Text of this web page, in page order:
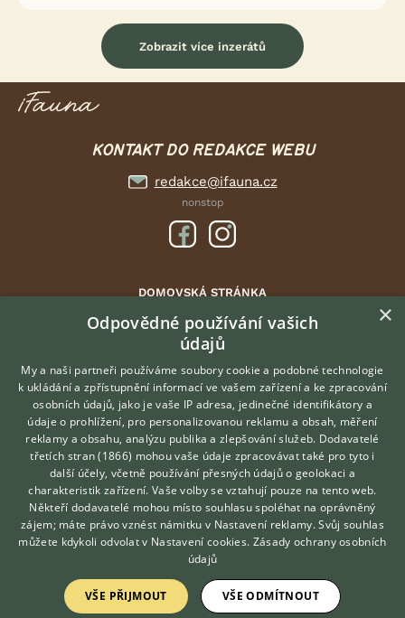
Zobrazit více inzerátů
KONTAKT DO REDAKCE WEBU
redakce@ifauna.cz
nonstop
DOMOVSKÁ STRÁNKA
INZERCE
DISKUSE
ČLÁNKY
ATLAS
O nás
Kontakt
Možnosti zvýraznění inzerátů
Podmínky užití
Zpracování osobních údajů
Přihlášení
Registrace
Hledáte zvířecího kamaráda?
Zdarma vám poradí
VETERINÁŘ ONLINE
KONZULTOVAT S
VETERINÁŘEM
×
Odpovědné používání vašich
údajů
My a naši partneři používáme soubory cookie a podobné technologie
k ukládání a zpřístupnění informací ve vašem zařízení a ke zpracování
osobních údajů, jako je vaše IP adresa, jedinečné identifikátory a
údaje o prohlížení, pro personalizovanou reklamu a obsah, měření
reklamy a obsahu, analýzu publika a zlepšování služeb. Dodavatelé
třetích stran (1866) mohou vaše údaje zpracovávat také pro tyto i
další účely, včetně používání přesných údajů o geolokaci a
charakteristik zařízení. Vaše volby se vztahují pouze na tento web.
Někteří dodavatelé mohou místo souhlasu spoléhat na oprávněný
zájem; máte právo vznést námitku v Nastavení reklamy. Svůj souhlas
můžete kdykoli odvolat v Nastavení cookies. Zásady ochrany osobních
údajů
VŠE PŘIJMOUT VŠE ODMÍTNOUT